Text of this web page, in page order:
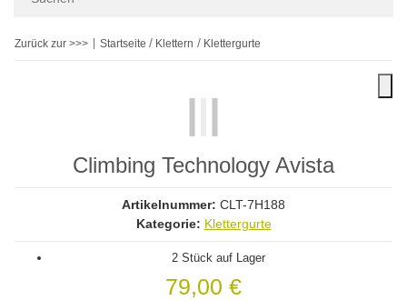
Zurück zur >>> Startseite Klettern Klettergurte
Climbing Technology Avista
Artikelnummer: CLT-7H188
Kategorie: Klettergurte
2 Stück auf Lager
79,00 €